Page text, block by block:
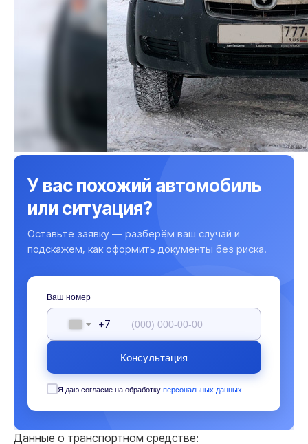
У вас похожий автомобиль
или ситуация?
Оставьте заявку — разберём ваш случай и
подскажем, как оформить документы без риска.
Ваш номер
+7
Консультация
Я даю согласие на обработку персональных данных
Данные о транспортном средстве: